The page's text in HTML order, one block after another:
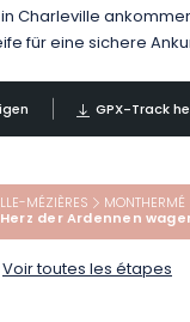
Charleville
für eine sichere
GPX-Track
MÉZIÈRES MONTHERMÉ
der Ardennen
Voir toutes les étapes